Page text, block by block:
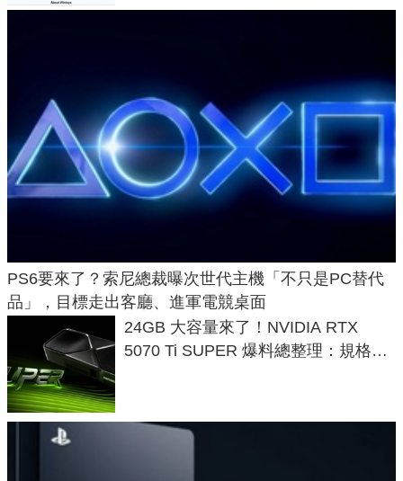
PS6要來了？索尼總裁曝次世代主機「不只是PC替代
品」，目標走出客廳、進軍電競桌面
24GB 大容量來了！NVIDIA RTX
5070 Ti SUPER 爆料總整理：規格、